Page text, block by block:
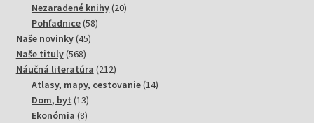
Nezaradené knihy 2020
Pohľadnice 5858
Naše novinky 4545
Naše tituly 568568
produktov
Náučná literatúra 212212
produktov
Atlasy, mapy, cestovanie 1414
Dom, byt 1313
produktov
Ekonómia 88